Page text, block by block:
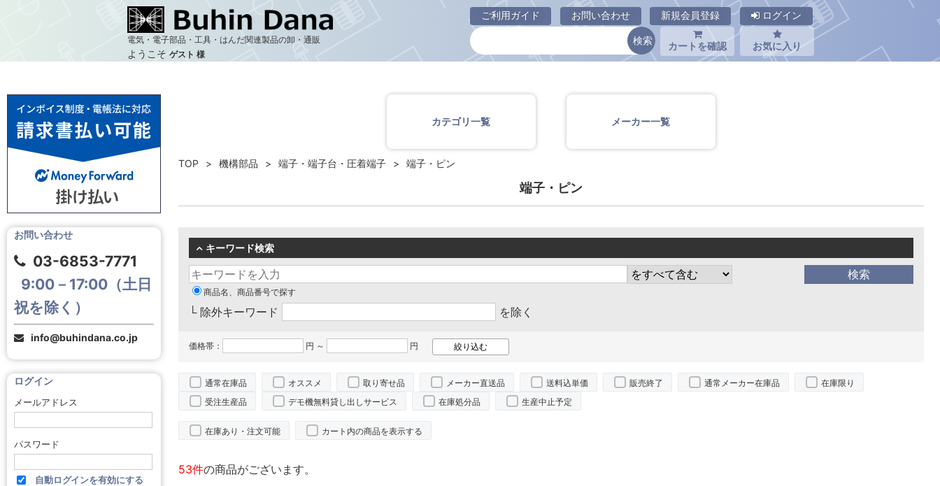
電気・電子部品・工具・はんだ関連製品の卸・通販
ようこそ ゲスト 様
ご利用ガイド お問い合わせ 新規会員登録 ログイン
カートを確認 お気に入り
端子・ピン
お問い合わせ
03-6853-7771
9:00－17:00（土日
祝を除く）
info@buhindana.co.jp
ログイン
メールアドレス
パスワード
自動ログインを有効にする
カテゴリ一覧 メーカー一覧
TOP 機構部品 端子・端子台・圧着端子 端子・ピン
端子・ピン
キーワード検索
商品名、商品番号で探す
└ 除外キーワード を除く
価格帯： 円 ～ 円
通常在庫品 オススメ 取り寄せ品 メーカー直送品 送料込単価 販売終了 通常メーカー在庫品
在庫限り
受注生産品
デモ機無料貸し出しサービス 在庫処分品 生産中止予定
在庫あり・注文可能 カート内の商品を表示する
53件の商品がございます。